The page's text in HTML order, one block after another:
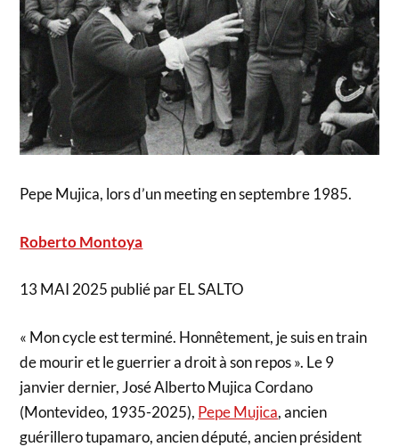
Pepe Mujica, lors d’un meeting en septembre 1985.
Roberto Montoya
13 MAI 2025 publié par EL SALTO
« Mon cycle est terminé. Honnêtement, je suis en train
de mourir et le guerrier a droit à son repos ». Le 9
janvier dernier, José Alberto Mujica Cordano
(Montevideo, 1935-2025), Pepe Mujica, ancien
guérillero tupamaro, ancien député, ancien président